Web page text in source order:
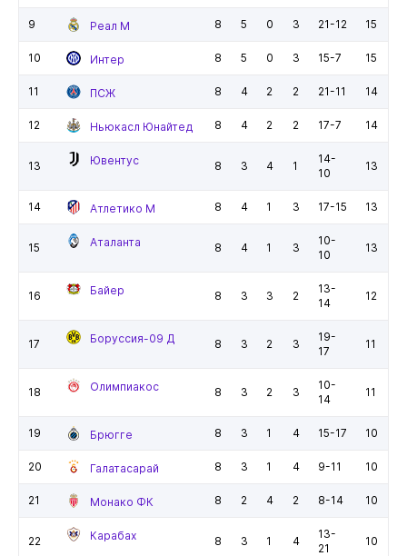
9 Реал М 8 5 0 3 21-12 15
10 Интер 8 5 0 3 15-7 15
11 ПСЖ 8 4 2 2 21-11 14
12 Ньюкасл Юнайтед 8 4 2 2 17-7 14
13 Ювентус 8 3 4 1
14-
10
13
14 Атлетико М 8 4 1 3 17-15 13
15 Аталанта 8 4 1 3
10-
10
13
16 Байер 8 3 3 2
13-
14
12
17 Боруссия-09 Д 8 3 2 3
19-
17
11
18 Олимпиакос 8 3 2 3
10-
14
11
19 Брюгге 8 3 1 4 15-17 10
20 Галатасарай 8 3 1 4 9-11 10
21 Монако ФК 8 2 4 2 8-14 10
22 Карабах 8 3 1 4
13-
21
10